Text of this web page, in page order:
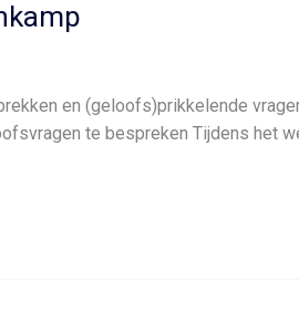
en (geloofs)prikkelende
te bespreken Tijdens het